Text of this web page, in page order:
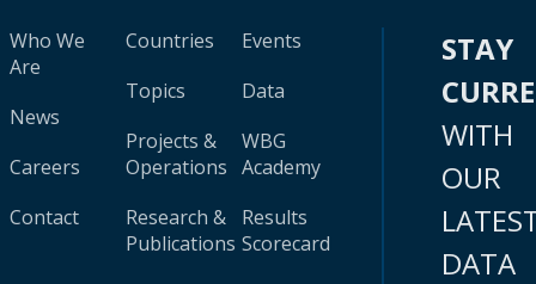
Who We
Are
News
Careers
Contact
Countries
Topics
Projects &
Operations
Research &
Publications
Events
Data
WBG
Academy
Results
Scorecard
STAY
WITH
OUR
DATA